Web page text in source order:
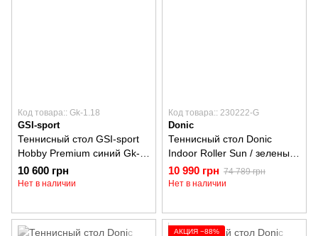
Код товара:: Gk-1.18
GSI-sport
Теннисный стол GSI-sport
Hobby Premium cиний Gk-
1.18
10 600 грн
Нет в наличии
Код товара:: 230222-G
Donic
Теннисный стол Donic
Indoor Roller Sun / зеленый
230222-G
10 990 грн 74 789 грн
Нет в наличии
АКЦИЯ −88%